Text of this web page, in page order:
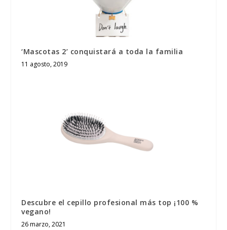
‘Mascotas 2’ conquistará a toda la familia
11 agosto, 2019
Descubre el cepillo profesional más top ¡100 %
vegano!
26 marzo, 2021